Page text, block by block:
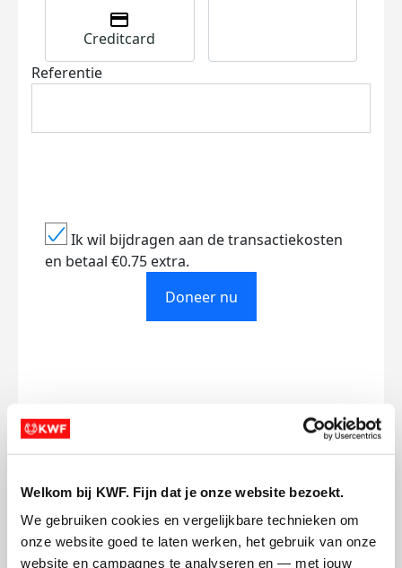
Welkom bij KWF. Fijn dat je onze website bezoekt.
We gebruiken cookies en vergelijkbare technieken om
onze website goed te laten werken, het gebruik van onze
website en campagnes te analyseren en — met jouw
Creditcard
Referentie
Ik wil bijdragen aan de transactiekosten
en betaal €0.75 extra.
Doneer nu
€200 €200
Doneer
Updates